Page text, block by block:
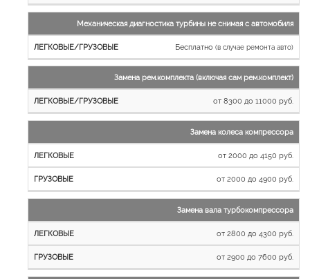
Механическая диагностика турбины не снимая с автомобиля
Бесплатно (в случае ремонта авто)
Замена рем.комплекта (включая сам рем.комплект)
от 8300 до 11000 руб.
Замена колеса компрессора
от 2000 до 4150 руб.
от 2000 до 4900 руб.
Замена вала турбокомпрессора
от 2800 до 4300 руб.
от 2900 до 7600 руб.